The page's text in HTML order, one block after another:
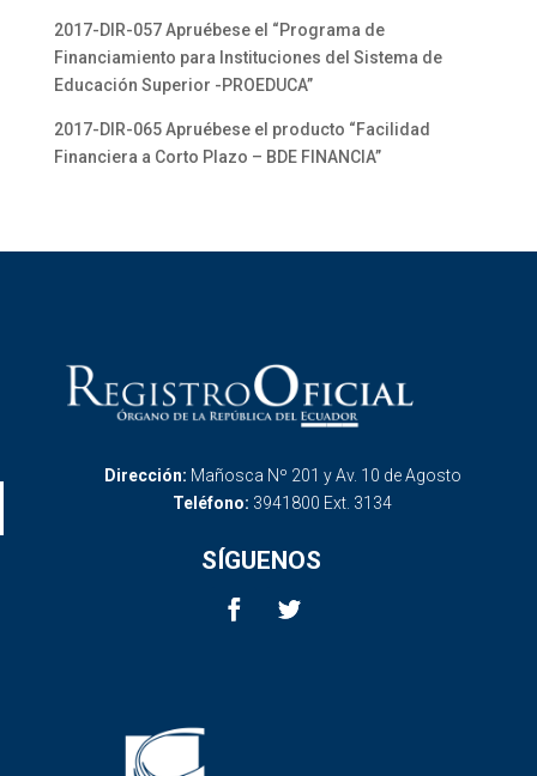
2017-DIR-057 Apruébese el “Programa de
Financiamiento para Instituciones del Sistema de
Educación Superior -PROEDUCA”
2017-DIR-065 Apruébese el producto “Facilidad
Financiera a Corto Plazo – BDE FINANCIA”
Dirección: Mañosca Nº 201 y Av. 10 de Agosto
Teléfono: 3941800 Ext. 3134
SÍGUENOS